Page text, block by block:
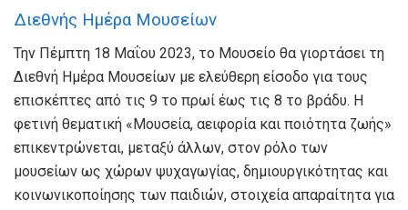
Διεθνής Ημέρα Μουσείων
Την Πέμπτη 18 Μαΐου 2023, το Μουσείο θα γιορτάσει τη
Διεθνή Ημέρα Μουσείων με ελεύθερη είσοδο για τους
επισκέπτες από τις 9 το πρωί έως τις 8 το βράδυ. Η
φετινή θεματική «Μουσεία, αειφορία και ποιότητα ζωής»
επικεντρώνεται, μεταξύ άλλων, στον ρόλο των
μουσείων ως χώρων ψυχαγωγίας, δημιουργικότητας και
κοινωνικοποίησης των παιδιών, στοιχεία απαραίτητα για